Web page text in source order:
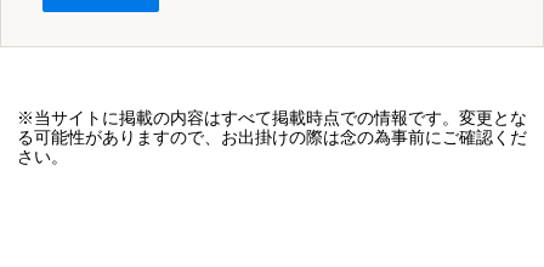
※当サイトに掲載の内容はすべて掲載時点での情報です。変更とな
る可能性がありますので、お出掛けの際は念の為事前にご確認くだ
さい。